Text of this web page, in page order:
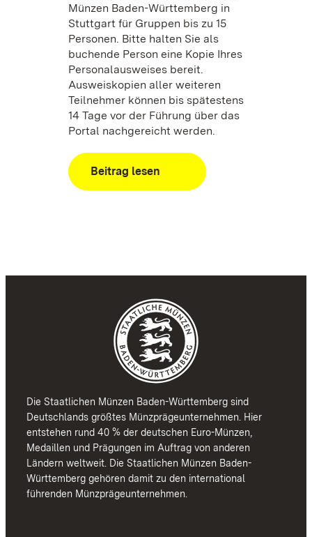
Münzen Baden-Württemberg in
Stuttgart für Gruppen bis zu 15
Personen. Bitte halten Sie als
buchende Person eine Kopie Ihres
Personalausweises bereit.
Ausweiskopien aller weiteren
Teilnehmer können bis spätestens
14 Tage vor der Führung über das
Portal nachgereicht werden.
Beitrag lesen
Führungen
Personen
Die Staatlichen Münzen Baden-Württemberg sind
Deutschlands größtes Münzprägeunternehmen. Hier
entstehen rund 40 % der deutschen Euro-Münzen,
Medaillen und Prägungen im Auftrag von anderen
Ländern weltweit. Die Staatlichen Münzen Baden-
Württemberg gehören damit zu den international
führenden Münzprägeunternehmen.